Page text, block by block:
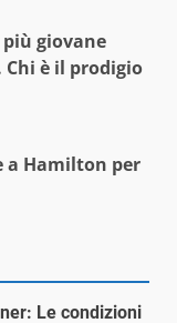
giovane
è il prodigio
a Hamilton per
Le condizioni